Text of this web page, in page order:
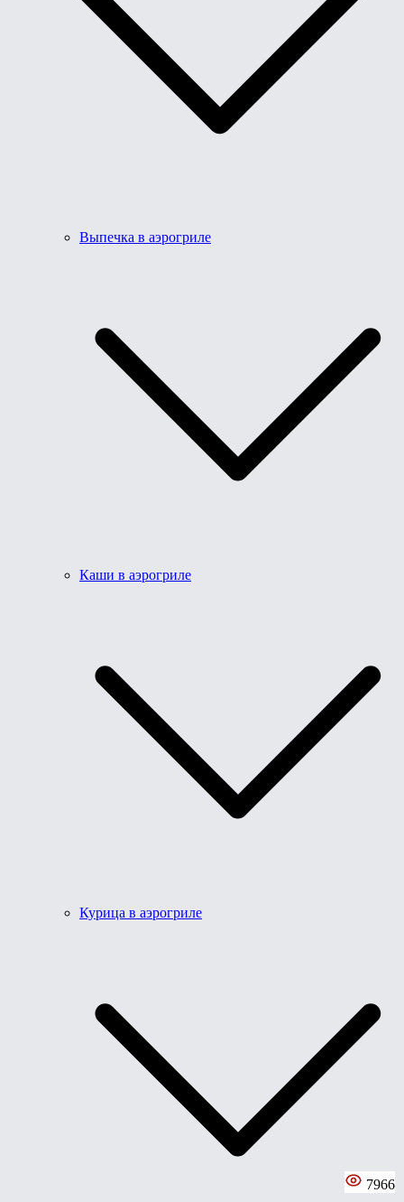
Выпечка в аэрогриле
Каши в аэрогриле
Курица в аэрогриле
7966